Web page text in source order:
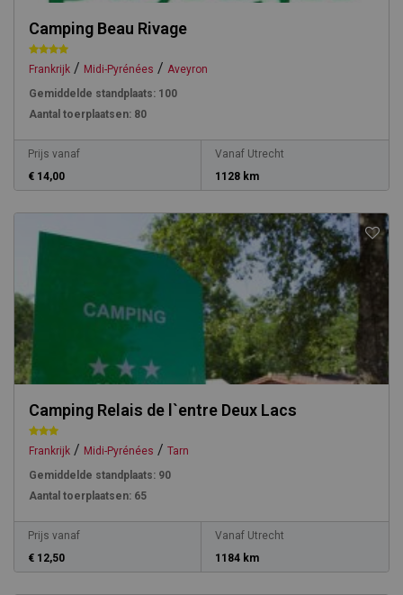
Camping Beau Rivage
Frankrijk / Midi-Pyrénées / Aveyron
Gemiddelde standplaats: 100
Aantal toerplaatsen: 80
Prijs vanaf
€ 14,00
Vanaf Utrecht
1128 km
Camping Relais de l`entre Deux Lacs
Frankrijk / Midi-Pyrénées / Tarn
Gemiddelde standplaats: 90
Aantal toerplaatsen: 65
Prijs vanaf
€ 12,50
Vanaf Utrecht
1184 km